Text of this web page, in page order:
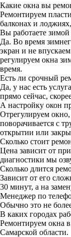
Какие окна вы
Ремонтируем
балконах и
Вы работаете
Да. Во время
экран и не
регулируем окна
время.
Есть ли срочный
Да, у нас есть
прямо сейчас,
А настройку окон
Отрегулируем
поворачивается с
открытии или
Сколько стоит
Цена зависит от
диагностики мы
Сколько длится
Зависит от его
30 минут, а на
Менеджер по
Обычно это не
В каких городах
Ремонтируем окна
Самарской области.